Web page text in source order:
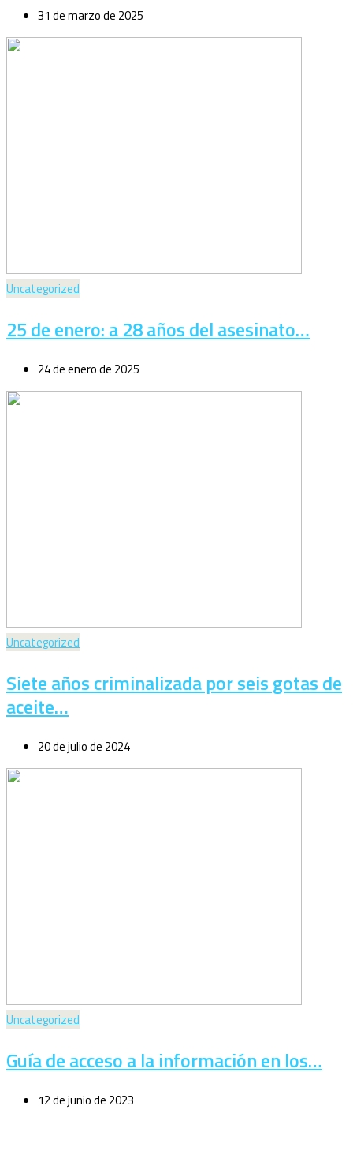
31 de marzo de 2025
Uncategorized
25 de enero: a 28 años del asesinato…
24 de enero de 2025
Uncategorized
Siete años criminalizada por seis gotas de
aceite…
20 de julio de 2024
Uncategorized
Guía de acceso a la información en los…
12 de junio de 2023